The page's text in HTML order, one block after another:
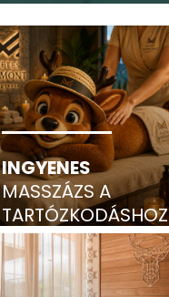
INGYENES
MASSZÁZS A
TARTÓZKODÁSHOZ